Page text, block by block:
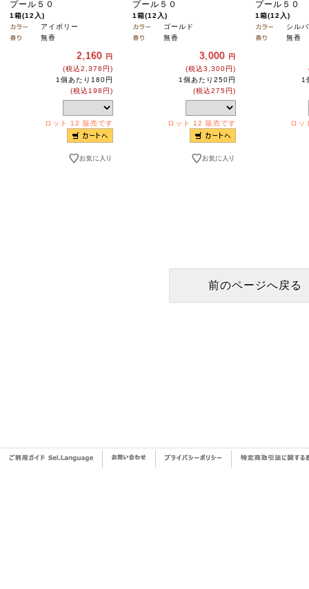
プール５０
1箱(12入)
アイボリー
無香
2,160 円
(税込2,376円)
1個あたり180円
(税込198円)
ロット 12 販売です
プール５０
1箱(12入)
ゴールド
無香
3,000 円
(税込3,300円)
1個あたり250円
(税込275円)
ロット 12 販売です
プール５０
1箱(12入)
シル
無香
1
ロッ